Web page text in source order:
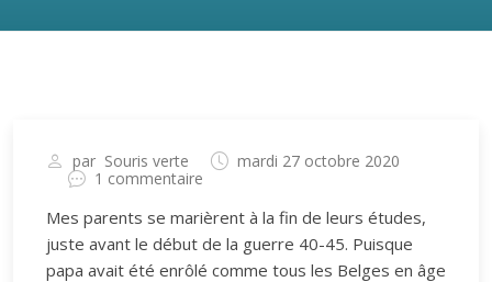
par Souris verte
mardi 27 octobre 2020
1 commentaire
Mes parents se marièrent à la fin de leurs études,
juste avant le début de la guerre 40-45. Puisque
papa avait été enrôlé comme tous les Belges en âge